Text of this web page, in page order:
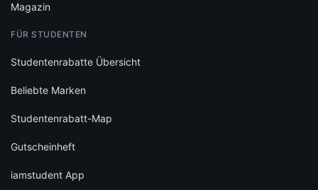
Magazin
FÜR STUDENTEN
Studentenrabatte Übersicht
Beliebte Marken
Studentenrabatt-Map
Gutscheinheft
iamstudent App